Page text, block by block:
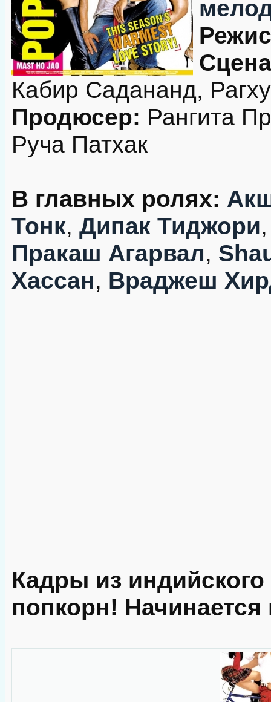
Кабир Садананд,
Продюсер: Рангита
Руча Патхак
В главных ролях:
Тонк, Дипак Тиджори
Пракаш Агарвал,
Хассан, Враджеш
Кадры из
попкорн! Начинается